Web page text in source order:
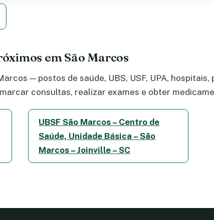
em São Marcos
— postos de saúde, UBS, USF, UPA,
consultas, realizar exames e obter
UBSF São Marcos – Centro de
Saúde, Unidade Básica – São
Marcos – Joinville – SC